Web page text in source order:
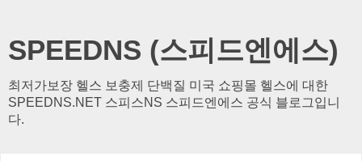
SPEEDNS (스피드엔에스)
최저가보장 헬스 보충제 단백질 미국 쇼핑몰 헬스에 대한
SPEEDNS.NET 스피스NS 스피드엔에스 공식 블로그입니
다.